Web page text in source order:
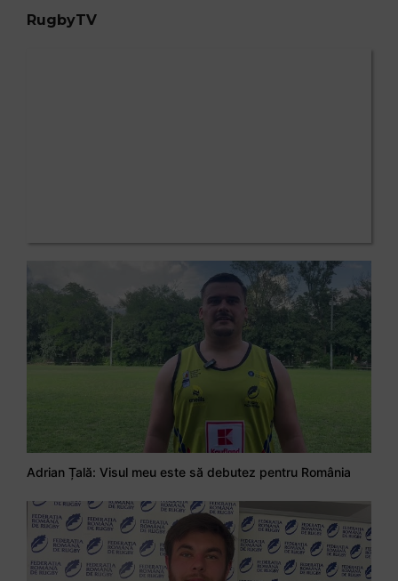
RugbyTV
Adrian Țală: Visul meu este să debutez pentru România